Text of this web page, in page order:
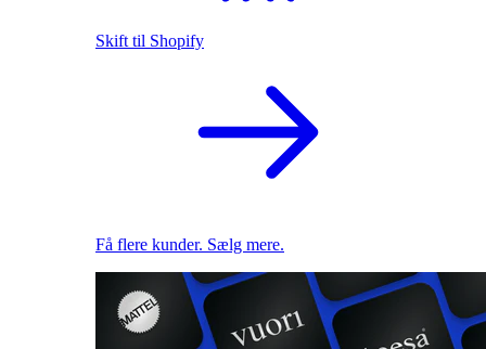
Skift til Shopify
Få flere kunder. Sælg mere.